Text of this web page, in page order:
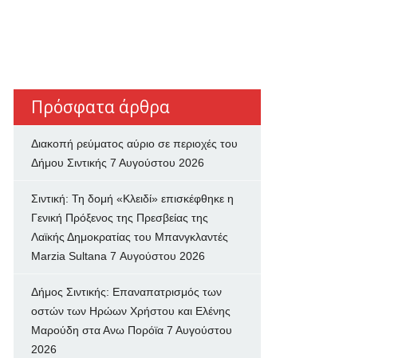
Πρόσφατα άρθρα
Διακοπή ρεύματος αύριο σε περιοχές του
Δήμου Σιντικής 7 Αυγούστου 2026
Σιντική: Τη δομή «Κλειδί» επισκέφθηκε η
Γενική Πρόξενος της Πρεσβείας της
Λαϊκής Δημοκρατίας του Μπανγκλαντές
Marzia Sultana 7 Αυγούστου 2026
Δήμος Σιντικής: Επαναπατρισμός των
oστών των Ηρώων Χρήστου και Ελένης
Μαρούδη στα Ανω Πορόϊα 7 Αυγούστου
2026